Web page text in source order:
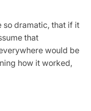
so dramatic, that if it
that
would be
how it worked,